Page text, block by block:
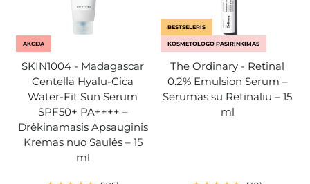
AKCIJA
SKIN1004 - Madagascar
Centella Hyalu-Cica
Water-Fit Sun Serum
SPF50+ PA++++ –
Drėkinamasis Apsauginis
Kremas nuo Saulės – 15
ml
BESTSELERIS
KOSMETOLOGO PASIRINKIMAS
The Ordinary - Retinal
0.2% Emulsion Serum –
Serumas su Retinaliu – 15
ml